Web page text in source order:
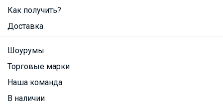
Как получить?
Доставка
Шоурумы
Торговые марки
Наша команда
В наличии